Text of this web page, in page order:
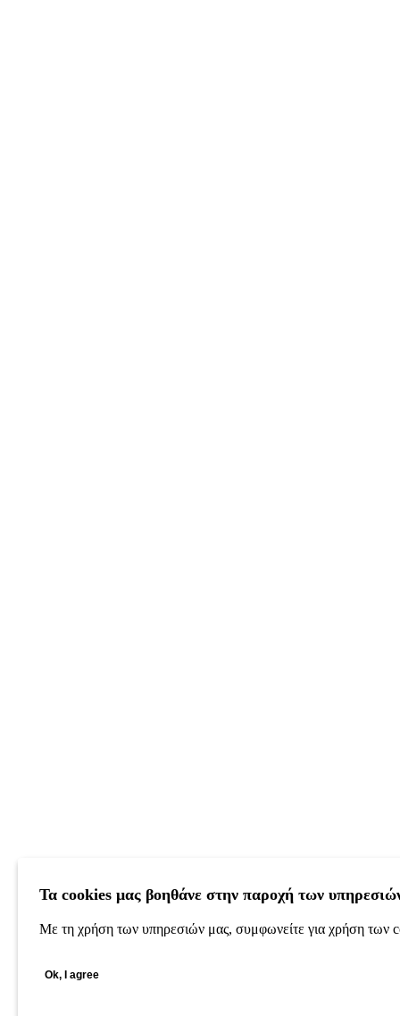
Τα cookies μας βοηθάνε στην παροχή των
Με τη χρήση των υπηρεσιών μας, συμφωνείτε για χρήση των
Ok, I agree